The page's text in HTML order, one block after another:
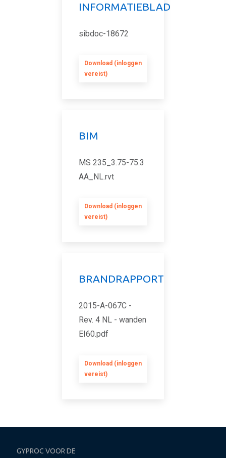
INFORMATIEBLAD
sibdoc-18672
Download (inloggen
vereist)
BIM
MS 235_3.75-75.3
AA_NL.rvt
Download (inloggen
vereist)
BRANDRAPPORT
2015-A-067C -
Rev. 4 NL - wanden
EI60.pdf
Download (inloggen
vereist)
GYPROC VOOR DE